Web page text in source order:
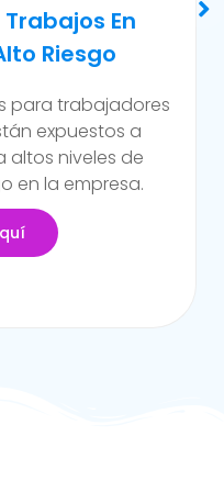
De
Laboral
colaborador que se
luego de haber
temporal propia